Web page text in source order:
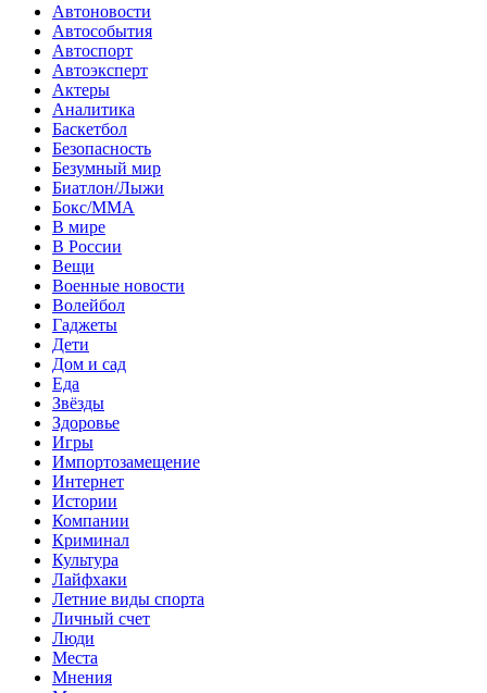
Автоновости
Автособытия
Автоспорт
Автоэксперт
Актеры
Аналитика
Баскетбол
Безопасность
Безумный мир
Биатлон/Лыжи
Бокс/MMA
В мире
В России
Вещи
Военные новости
Волейбол
Гаджеты
Дети
Дом и сад
Еда
Звёзды
Здоровье
Игры
Импортозамещение
Интернет
Истории
Компании
Криминал
Культура
Лайфхаки
Летние виды спорта
Личный счет
Люди
Места
Мнения